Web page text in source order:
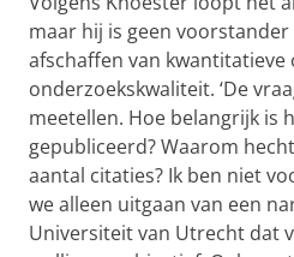
maar hij is geen
afschaffen van
onderzoekskwaliteit. ‘De
meetellen. Hoe belangrijk is
gepubliceerd? Waarom
aantal citaties? Ik ben niet
we alleen uitgaan van een
Universiteit van Utrecht dat